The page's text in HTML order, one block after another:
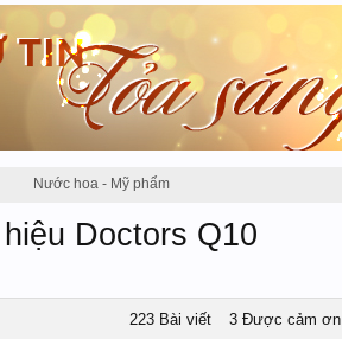
Nước hoa - Mỹ phẩm
Doctors Q10
223 Bài viết 3 Được cảm ơn